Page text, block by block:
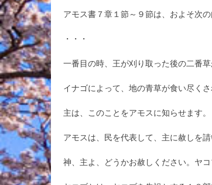
アモス書７章１節～９節は、およそ次の
・・・
一番目の時、王が刈り取った後の二番
イナゴによって、地の青草が食い尽く
主は、このことをアモスに知らせます。
アモスは、民を代表して、主に赦しを請
神、主よ、どうかお赦しください。ヤ